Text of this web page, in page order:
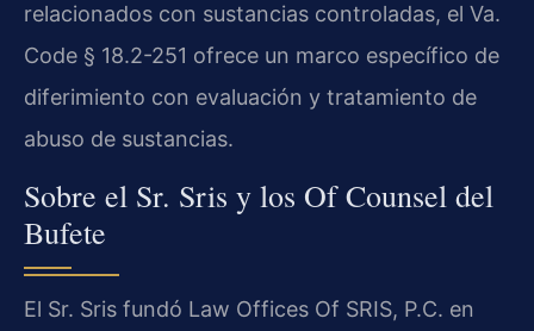
relacionados con sustancias controladas, el Va.
Code § 18.2-251 ofrece un marco específico de
diferimiento con evaluación y tratamiento de
abuso de sustancias.
Sobre el Sr. Sris y los Of Counsel del
Bufete
El Sr. Sris fundó Law Offices Of SRIS, P.C. en